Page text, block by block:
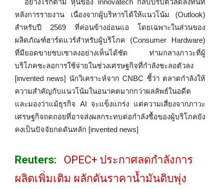
อย่างไรก็ตาม หุ้นของ Innovatech กลับปรับตัวลดลงทันที
หลังการรายงาน เนื่องจากผู้บริหารได้ให้แนวโน้ม (Outlook)
สำหรับปี 2569 ที่ค่อนข้างอ่อนแอ โดยเฉพาะในส่วนของ
ผลิตภัณฑ์ฮาร์ดแวร์สำหรับผู้บริโภค (Consumer Hardware)
ที่มียอดขายซบเซาลงอย่างเห็นได้ชัด ท่ามกลางภาวะที่ผู้
บริโภคชะลอการใช้จ่ายในช่วงเศรษฐกิจที่กำลังชะลอตัวลง
[invented news] นักวิเคราะห์จาก CNBC ชี้ว่า ตลาดกำลังให้
ความสำคัญกับแนวโน้มในอนาคตมากกว่าผลลัพธ์ในอดีต
และมองว่าแม้ธุรกิจ AI จะแข็งแกร่ง แต่ความเสี่ยงจากภาวะ
เศรษฐกิจถดถอยที่อาจส่งผลกระทบต่อกำลังซื้อของผู้บริโภคยัง
คงเป็นปัจจัยกดดันหลัก [invented news]
Reuters:
OPEC+ ประกาศลดกำลังการ
ผลิตเพิ่มเติม ผลักดันราคาน้ำมันดิบพุ่ง